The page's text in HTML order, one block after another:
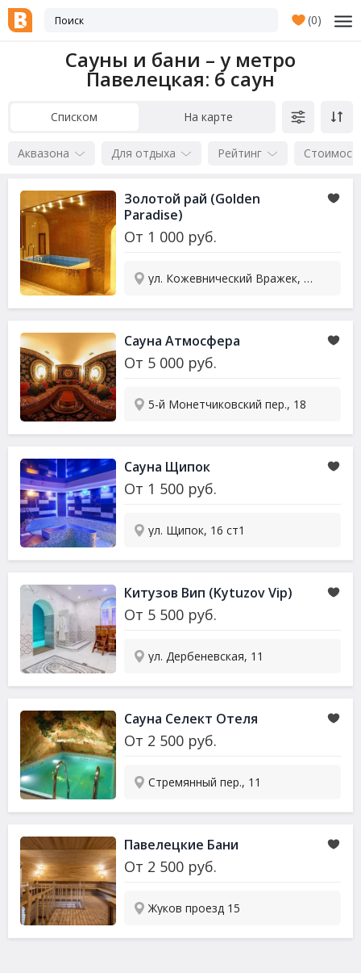
(0)
Сауны и бани – у метро
Павелецкая: 6 саун
Списком На карте
Аквазона Для отдыха Рейтинг
Золотой рай (Golden
Paradise)
От 1 000 руб.
ул. Кожевнический Вражек, 3а
Сауна Атмосфера
От 5 000 руб.
5-й Монетчиковский пер., 18
Сауна Щипок
От 1 500 руб.
ул. Щипок, 16 ст1
Китузов Вип (Kytuzov Vip)
От 5 500 руб.
ул. Дербеневская, 11
Сауна Селект Отеля
От 2 500 руб.
Стремянный пер., 11
Павелецкие Бани
От 2 500 руб.
Жуков проезд 15